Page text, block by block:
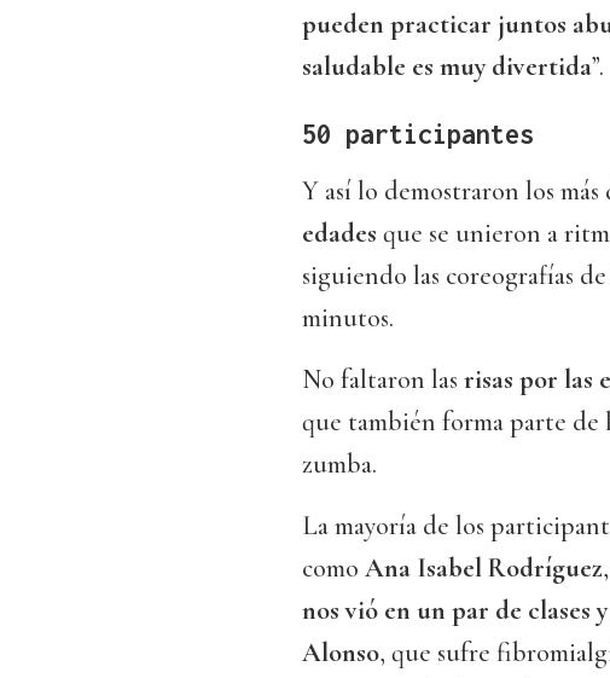
pueden practicar juntos
saludable es muy divertida”.
50 participantes
Y así lo demostraron los más
edades que se unieron a
siguiendo las coreografías
minutos.
No faltaron las risas por las
que también forma parte de
zumba.
La mayoría de los
como Ana Isabel Rodríguez
nos vió en un par de clases
Alonso, que sufre